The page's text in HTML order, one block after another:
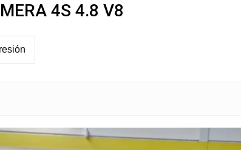
4S 4.8 V8